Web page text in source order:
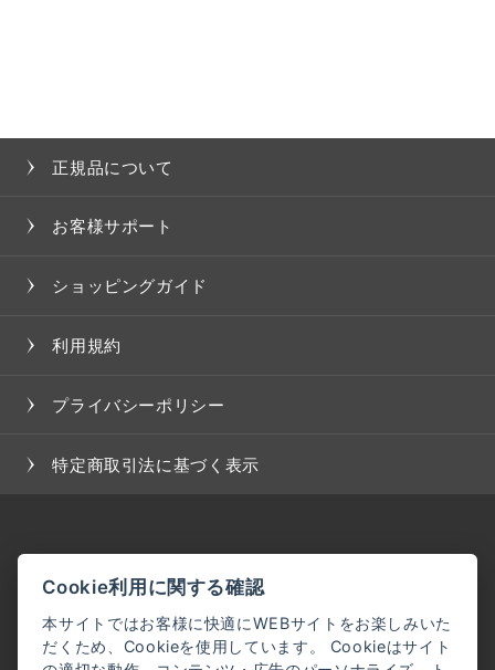
正規品について
お客様サポート
ショッピングガイド
利用規約
プライバシーポリシー
特定商取引法に基づく表示
Cookie利用に関する確認
本サイトではお客様に快適にWEBサイトをお楽しみいた
だくため、Cookieを使用しています。 Cookieはサイト